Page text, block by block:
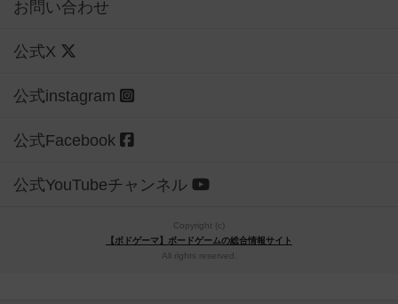
お問い合わせ
公式X
公式instagram
公式Facebook
公式YouTubeチャンネル
Copyright (c)
【ボドゲーマ】ボードゲームの総合情報サイト
All rights reserved.